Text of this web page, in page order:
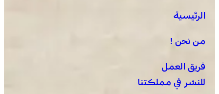
الرئيسية
من نحن !
فريق العمل
للنشر في مملكتنا